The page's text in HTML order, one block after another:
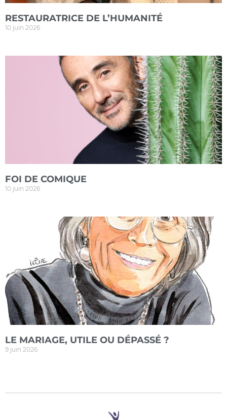
RESTAURATRICE DE L’HUMANITÉ
10 juin 2026
FOI DE COMIQUE
10 juin 2026
LE MARIAGE, UTILE OU DÉPASSÉ ?
9 juin 2026